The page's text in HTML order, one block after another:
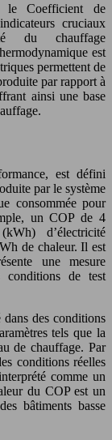
cruciaux
du chauffage
est
permettent de
par rapport à
ainsi une base
est défini
par le système
consommée pour
un COP de 4
d’électricité
de chaleur. Il est
une mesure
conditions de test
des conditions
tels que la
de chauffage. Par
conditions réelles
comme un
du COP est un
bâtiments basse